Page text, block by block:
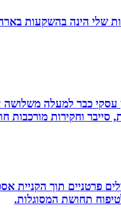
שלי הינה בהשקעות
עסקי כבר למעלה
וחקירות מורכבות
פרטניים תוך
תחושת המסוגלות.